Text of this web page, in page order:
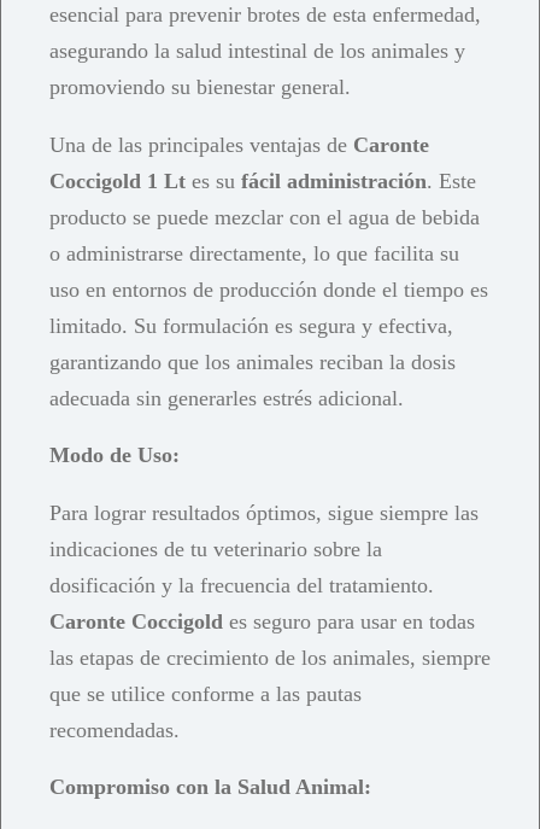
esencial para prevenir brotes de esta enfermedad,
asegurando la salud intestinal de los animales y
promoviendo su bienestar general.
Una de las principales ventajas de Caronte
Coccigold 1 Lt es su fácil administración. Este
producto se puede mezclar con el agua de bebida
o administrarse directamente, lo que facilita su
uso en entornos de producción donde el tiempo es
limitado. Su formulación es segura y efectiva,
garantizando que los animales reciban la dosis
adecuada sin generarles estrés adicional.
Modo de Uso:
Para lograr resultados óptimos, sigue siempre las
indicaciones de tu veterinario sobre la
dosificación y la frecuencia del tratamiento.
Caronte Coccigold es seguro para usar en todas
las etapas de crecimiento de los animales, siempre
que se utilice conforme a las pautas
recomendadas.
Compromiso con la Salud Animal: